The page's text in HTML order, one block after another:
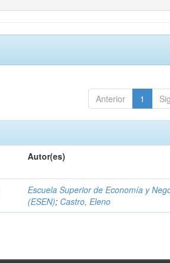
Anterior 1
Autor(es)
Escuela Superior de Economía y
(ESEN); Castro, Eleno